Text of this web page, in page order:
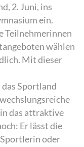
2. Juni, ins
ein.
Teilnehmerinnen
wählen
Mit dieser
Sportland
das attraktive
Er lässt die
oder